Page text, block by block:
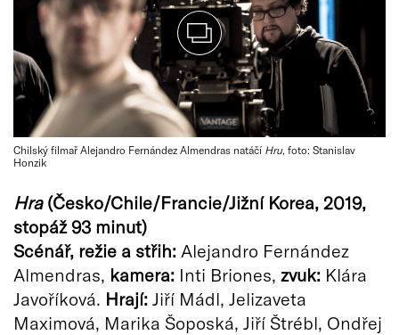
Chilský filmař Alejandro Fernández Almendras natáčí Hru, foto: Stanislav
Honzik
Hra(Česko/Chile/Francie/Jižní Korea, 2019,
stopáž 93 minut)
Scénář, režie a střih: Alejandro Fernández
Almendras, kamera: Inti Briones, zvuk: Klára
Javoříková. Hrají: Jiří Mádl, Jelizaveta
Maximová, Marika Šoposká, Jiří Štrébl, Ondřej